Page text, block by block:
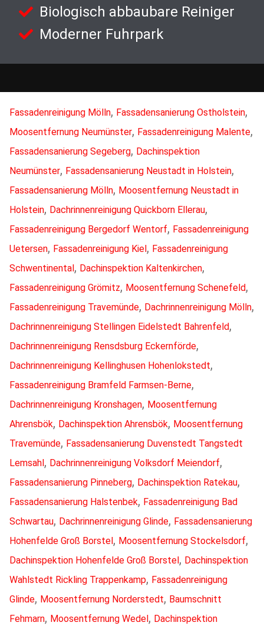
Biologisch abbaubare Reiniger
Moderner Fuhrpark
Fassadenreinigung Mölln, Fassadensanierung Ostholstein,
Moosentfernung Neumünster, Fassadenreinigung Malente,
Fassadensanierung Segeberg, Dachinspektion
Neumünster, Fassadensanierung Neustadt in Holstein,
Fassadensanierung Mölln, Moosentfernung Neustadt in
Holstein, Dachrinnenreinigung Quickborn Ellerau,
Fassadenreinigung Bergedorf Wentorf, Fassadenreinigung
Uetersen, Fassadenreinigung Kiel, Fassadenreinigung
Schwentinental, Dachinspektion Kaltenkirchen,
Fassadenreinigung Grömitz, Moosentfernung Schenefeld,
Fassadenreinigung Travemünde, Dachrinnenreinigung Mölln,
Dachrinnenreinigung Stellingen Eidelstedt Bahrenfeld,
Dachrinnenreinigung Rensdsburg Eckernförde,
Dachrinnenreinigung Kellinghusen Hohenlokstedt,
Fassadenreinigung Bramfeld Farmsen-Berne,
Dachrinnenreinigung Kronshagen, Moosentfernung
Ahrensbök, Dachinspektion Ahrensbök, Moosentfernung
Travemünde, Fassadensanierung Duvenstedt Tangstedt
Lemsahl, Dachrinnenreinigung Volksdorf Meiendorf,
Fassadensanierung Pinneberg, Dachinspektion Ratekau,
Fassadensanierung Halstenbek, Fassadenreinigung Bad
Schwartau, Dachrinnenreinigung Glinde, Fassadensanierung
Hohenfelde Groß Borstel, Moosentfernung Stockelsdorf,
Dachinspektion Hohenfelde Groß Borstel, Dachinspektion
Wahlstedt Rickling Trappenkamp, Fassadenreinigung
Glinde, Moosentfernung Norderstedt, Baumschnitt
Fehmarn, Moosentfernung Wedel, Dachinspektion